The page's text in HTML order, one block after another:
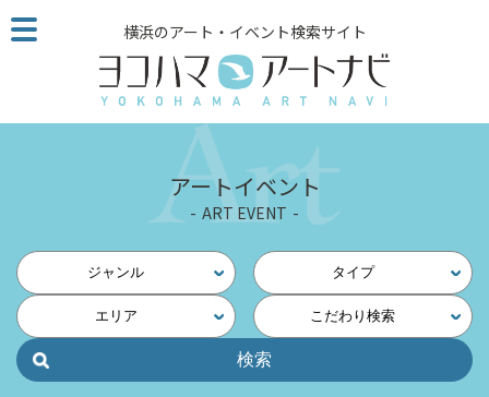
こ
の
ジ
読
他
ペ
横浜のアート・イベント検索サイト
アートイベント
ART EVENT
ジャンル タイプ
エリア こだわり検索